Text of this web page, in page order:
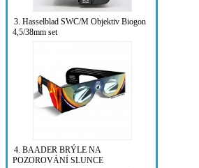
3. Hasselblad SWC/M Objektiv Biogon
4,5/38mm set
4. BAADER BRÝLE NA
POZOROVÁNÍ SLUNCE